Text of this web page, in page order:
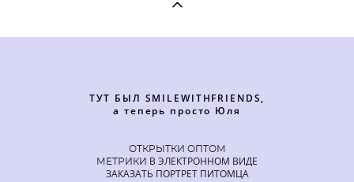
ТУТ БЫЛ SMILEWITHFRIENDS,
а теперь просто Юля
ОТКРЫТКИ ОПТОМ
МЕТРИКИ В ЭЛЕКТРОННОМ ВИДЕ
ЗАКАЗАТЬ ПОРТРЕТ ПИТОМЦА